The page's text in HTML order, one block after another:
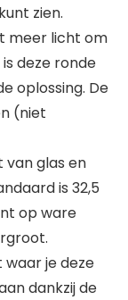
zien.
meer licht om
deze ronde
oplossing. De
(niet
van glas en
is 32,5
op ware
waar je deze
dankzij de